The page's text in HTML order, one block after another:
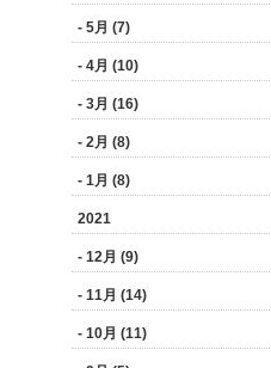
- 5月 (7)
- 4月 (10)
- 3月 (16)
- 2月 (8)
- 1月 (8)
2021
- 12月 (9)
- 11月 (14)
- 10月 (11)